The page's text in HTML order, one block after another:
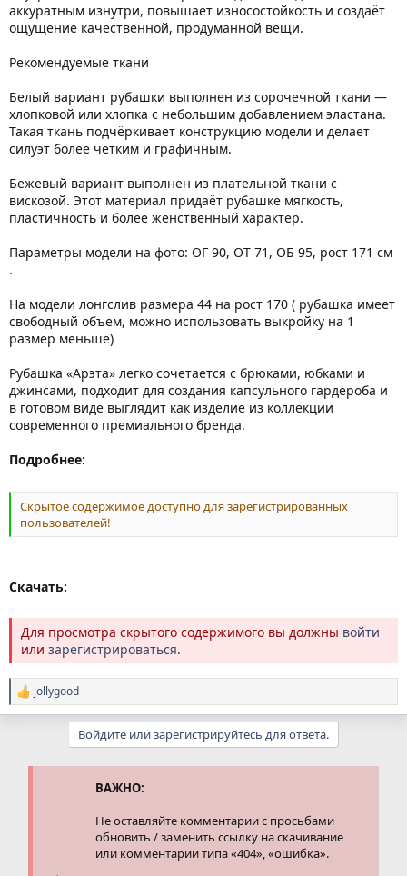
аккуратным изнутри, повышает износостойкость и создаёт
ощущение качественной, продуманной вещи.
Рекомендуемые ткани
Белый вариант рубашки выполнен из сорочечной ткани —
хлопковой или хлопка с небольшим добавлением эластана.
Такая ткань подчёркивает конструкцию модели и делает
силуэт более чётким и графичным.
Бежевый вариант выполнен из плательной ткани с
вискозой. Этот материал придаёт рубашке мягкость,
пластичность и более женственный характер.
Параметры модели на фото: ОГ 90, ОТ 71, ОБ 95, рост 171 см
.
На модели лонгслив размера 44 на рост 170 ( рубашка имеет
свободный объем, можно использовать выкройку на 1
размер меньше)
Рубашка «Арэта» легко сочетается с брюками, юбками и
джинсами, подходит для создания капсульного гардероба и
в готовом виде выглядит как изделие из коллекции
современного премиального бренда.
Подробнее:
Скрытое содержимое доступно для зарегистрированных
пользователей!
Скачать:
Для просмотра скрытого содержимого вы должны войти
или зарегистрироваться.
Р
е
jollygood
Войдите или зарегистрируйтесь для ответа.
ВАЖНО:
Не оставляйте комментарии с просьбами
обновить / заменить ссылку на скачивание
или комментарии типа «404», «ошибка».